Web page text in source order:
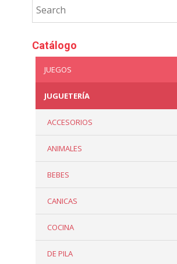
Catálogo
JUEGOS
JUGUETERÍA
ACCESORIOS
ANIMALES
BEBES
CANICAS
COCINA
DE PILA